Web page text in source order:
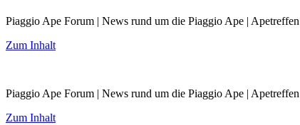
Piaggio Ape Forum | News rund um die Piaggio Ape | Apetreffen
Zum Inhalt
Piaggio Ape Forum | News rund um die Piaggio Ape | Apetreffen
Zum Inhalt